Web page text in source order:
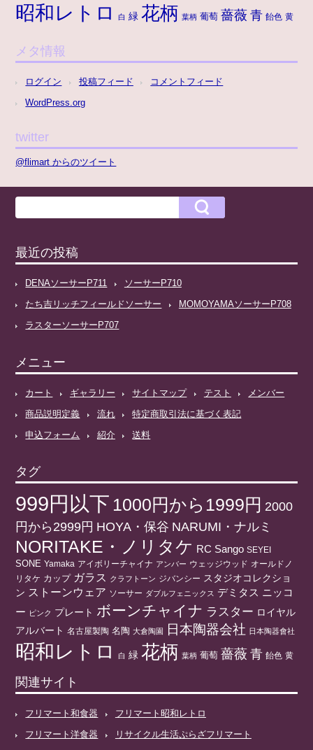
昭和レトロ 白 緑 花柄 葉柄 葡萄 薔薇 青 飴色 黄
メタ情報
ログイン 投稿フィード
コメントフィード
WordPress.org
twitter
@flimart からのツイート
最近の投稿
DENAソーサーP711
ソーサーP710
たち吉リッチフィールドソーサー
MOMOYAMAソーサーP708
ラスターソーサーP707
メニュー
カート ギャラリー サイトマップ テスト
メンバー
商品説明定義
流れ
特定商取引法に基づく表記
申込フォーム
紹介 送料
タグ
999円以下 1000円から1999円 2000
円から2999円 HOYA・保谷 NARUMI・ナルミ
NORITAKE・ノリタケ RC Sango SEYEI
SONE Yamaka アイボリーチャイナ アンバー ウェッジウッド オールドノ
リタケ カップ ガラス クラフトーン ジバンシー スタジオコレクショ
ン ストーンウェア ソーサー ダブルフェニックス デミタス ニッコ
ー ピンク プレート ボーンチャイナ ラスター ロイヤル
アルバート 名古屋製陶 名陶 大倉陶園 日本陶器会社 日本陶器會社
昭和レトロ 白 緑 花柄 葉柄 葡萄 薔薇 青 飴色 黄
関連サイト
フリマート和食器
フリマート昭和レトロ
フリマート洋食器
リサイクル生活ぷらざフリマート